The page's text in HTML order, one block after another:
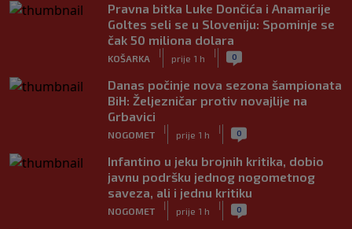
Pravna bitka Luke Dončića i Anamarije
Goltes seli se u Sloveniju: Spominje se
čak 50 miliona dolara
KOŠARKA
|
prije 1 h
| 0
Danas počinje nova sezona šampionata
BiH: Željezničar protiv novajlije na
Grbavici
NOGOMET
|
prije 1 h
| 0
Infantino u jeku brojnih kritika, dobio
javnu podršku jednog nogometnog
saveza, ali i jednu kritiku
NOGOMET
|
prije 1 h
| 0